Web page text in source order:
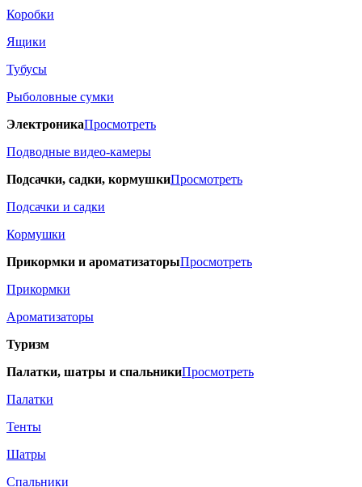
Коробки
Ящики
Тубусы
Рыболовные сумки
ЭлектроникаПросмотреть
Подводные видео-камеры
Подсачки, садки, кормушкиПросмотреть
Подсачки и садки
Кормушки
Прикормки и ароматизаторыПросмотреть
Прикормки
Ароматизаторы
Туризм
Палатки, шатры и спальникиПросмотреть
Палатки
Тенты
Шатры
Спальники